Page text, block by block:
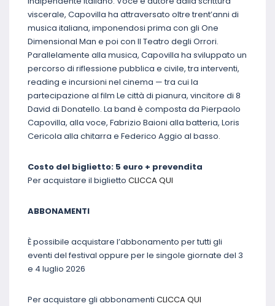
viscerale, Capovilla ha attraversato oltre trent’anni di
musica italiana, imponendosi prima con gli One
Dimensional Man e poi con Il Teatro degli Orrori.
Parallelamente alla musica, Capovilla ha sviluppato un
percorso di riflessione pubblica e civile, tra interventi,
reading e incursioni nel cinema — tra cui la
partecipazione al film Le città di pianura, vincitore di 8
David di Donatello. La band è composta da Pierpaolo
Capovilla, alla voce, Fabrizio Baioni alla batteria, Loris
Cericola alla chitarra e Federico Aggio al basso.
Costo del biglietto: 5 euro + prevendita
Per acquistare il biglietto CLICCA QUI
ABBONAMENTI
È possibile acquistare l’abbonamento per tutti gli
eventi del festival oppure per le singole giornate del 3
e 4 luglio 2026
Per acquistare gli abbonamenti CLICCA QUI